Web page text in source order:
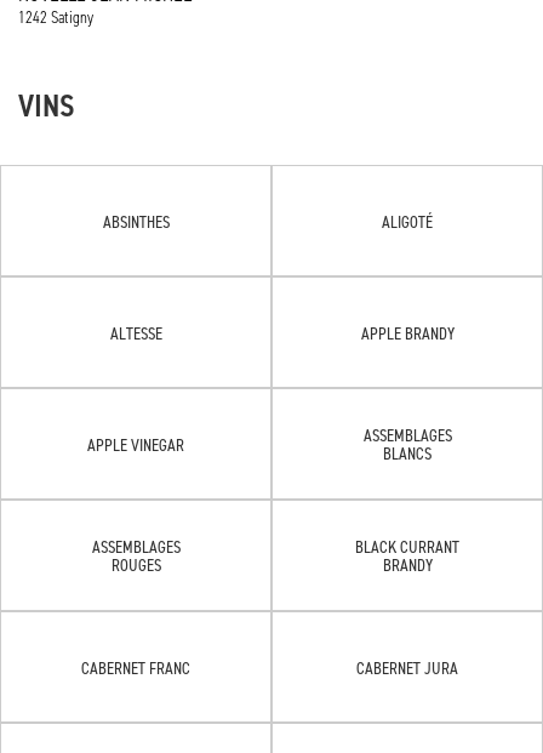
1242 Satigny
VINS
ABSINTHES ALIGOTÉ
ALTESSE APPLE BRANDY
APPLE VINEGAR
ASSEMBLAGES
BLANCS
ASSEMBLAGES
ROUGES
BLACK CURRANT
BRANDY
CABERNET FRANC CABERNET JURA